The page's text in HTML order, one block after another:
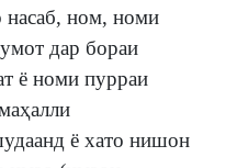
насаб, ном, номи
дар бораи
ё номи пурраи
ё хато нишон